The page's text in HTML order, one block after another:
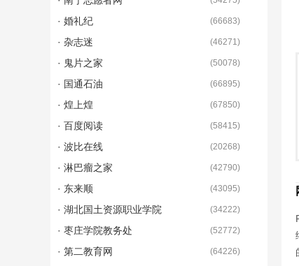
· 婚礼纪 (66683)
· 杂志迷 (46271)
· 鬼片之家 (50078)
· 国通石油 (66895)
· 煌上煌 (67850)
· 百度阅读 (58415)
· 波比在线 (20268)
· 淋巴瘤之家 (42790)
· 东来顺 (43095)
· 湖北国土资源职业学院 (34222)
· 枣庄学院教务处 (52772)
· 第二教育网 (64226)